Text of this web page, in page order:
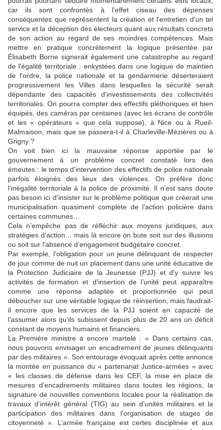
car ils sont confrontés à l'effet ciseau des dépenses
conséquentes que représentent la création et l'entretien d'un tel
service et la déception des électeurs quant aux résultats concrets
de son action au regard de ses moindres compétences. Mais
mettre en pratique concrètement la logique présentée par
Élisabeth Borne signerait également une catastrophe au regard
de l'égalité territoriale : enkystées dans une logique de maintien
de l'ordre, la police nationale et la gendarmerie déserteraient
progressivement les Villes dans lesquelles la sécurité serait
dépendante des capacités d'investissements des collectivités
territoriales. On pourra compter des effectifs pléthoriques et bien
équipés, des caméras par centaines (avec les écrans de contrôle
et les « opérateurs » que cela suppose), à Nice ou à Rueil-
Malmaison, mais que se passera-t-il à Charleville-Mézières ou à
Grigny ?
On voit bien ici la mauvaise réponse apportée par le
gouvernement à un problème concret constaté lors des
émeutes : le temps d'intervention des effectifs de police nationale
parfois éloignés des lieux des violences. On préfère donc
l'inégalité territoriale à la police de proximité. Il n’est sans doute
pas besoin ici d’insister sur le problème politique que créerait une
municipalisation quasiment complète de l’action policière dans
certaines communes…
Cela n’empêche pas de réfléchir aux moyens juridiques, aux
stratégies d’action… mais là encore on bute soit sur des illusions
ou soit sur l’absence d’engagement budgétaire concret.
Par exemple, l’obligation pour un jeune délinquant de respecter
de jour comme de nuit un placement dans une unité éducative de
la Protection Judiciaire de la Jeunesse (PJJ) et d'y suivre les
activités de formation et d’insertion de l’unité peut apparaître
comme une réponse adaptée et proportionnée qui peut
déboucher sur une véritable logique de réinsertion, mais faudrait-
il encore que les services de la PJJ soient en capacité de
l’assumer alors qu’ils subissent depuis plus de 20 ans un déficit
constant de moyens humains et financiers.
La Première ministre a encore martelé : « Dans certains cas,
nous pouvons envisager un encadrement de jeunes délinquants
par des militaires ». Son entourage évoquait après cette annonce
la montée en puissance du « partenariat Justice-armées » avec
« les classes de défense dans les CEF, la mise en place de
mesures d’encadrements militaires dans toutes les régions, la
signature de nouvelles conventions locales pour la réalisation de
travaux d’intérêt général (TIG) au sein d’unités militaires et la
participation des militaires dans l’organisation de stages de
citoyenneté ». L’armée française est certes disciplinée et aux